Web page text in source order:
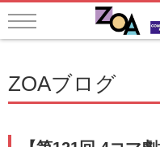
ZOAブログ